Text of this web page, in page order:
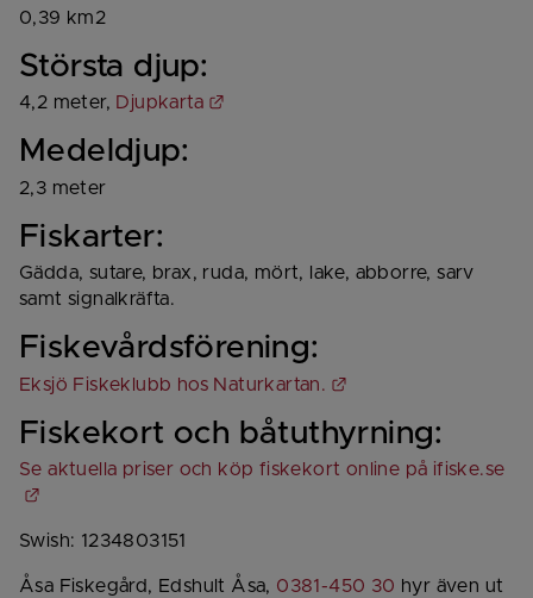
0,39 km2
Största djup:
4,2 meter, Djupkarta
Medeldjup:
2,3 meter
Fiskarter:
Gädda, sutare, brax, ruda, mört, lake, abborre, sarv
samt signalkräfta.
Fiskevårdsförening:
Eksjö Fiskeklubb hos Naturkartan.
Fiskekort och båtuthyrning:
Se aktuella priser och köp fiskekort online på ifiske.se
Swish: 1234803151
Åsa Fiskegård, Edshult Åsa, 0381-450 30 hyr även ut